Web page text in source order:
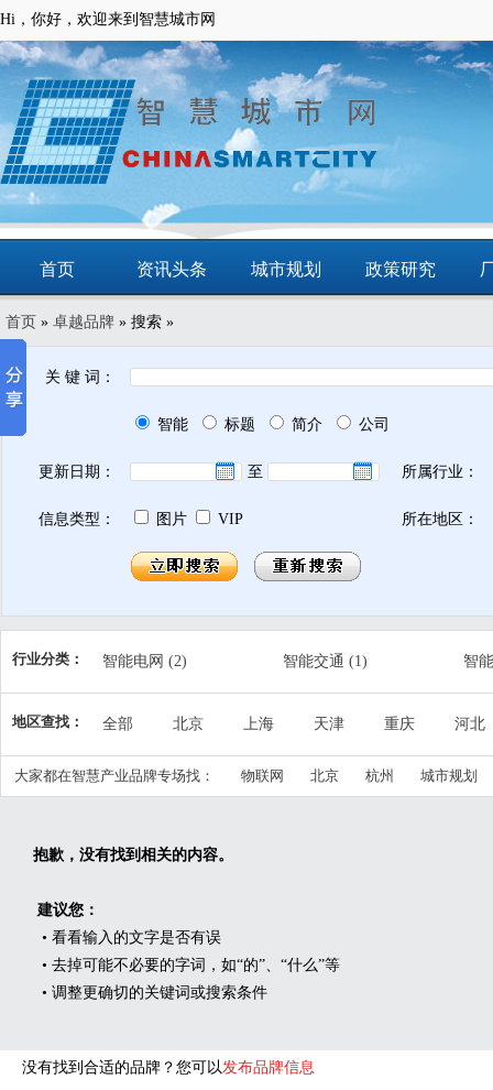
Hi，你好，欢迎来到智慧城市网
首页 资讯头条 城市规划 政策研究
动态 智慧应用
首页 » 卓越品牌 » 搜索 »
关 键 词：
智能 标题 简介 公司
更新日期： 至 所属行业：
信息类型： 图片 VIP 所在地区：
行业分类： 智能电网 (2) 智能交通 (1)
智
精细农业(2) 公共安全(1)
智
智慧产业
(4) 智慧民生 城
地区查找： 全部 北京 上海 天津 重庆
河北
江西
山东 河南 湖北 湖南
广东
宁夏
新疆 台湾 香港 澳门
大家都在智慧产业品牌专场找： 物联网 北京 杭州 城市规划
抱歉，没有找到相关的内容。
建议您：
• 看看输入的文字是否有误
• 去掉可能不必要的字词，如“的”、“什么”等
• 调整更确切的关键词或搜索条件
没有找到合适的品牌？您可以发布品牌信息